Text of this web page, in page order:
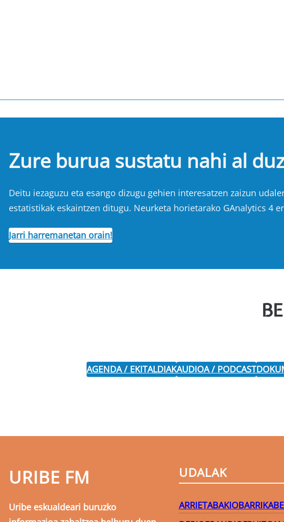
Zure burua sustatu nahi al
Deitu iezaguzu eta esango dizugu gehien interesatzen zaizun
estatistikak eskaintzen ditugu. Neurketa horietarako GAnalytics 4
Jarri harremanetan orain!
AGENDA / EKITALDIAKAUDIOA / PODCAST
URIBE FM
Uribe eskualdeari buruzko
UDALAK
ARRIETABAKIOBARRIKA